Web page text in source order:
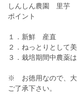
しんしん農園 里芋
ポイント
１．新鮮 産直
２．ねっとりとして
３．栽培期間中農薬
※ お徳用なので、大
ご了承下さい。